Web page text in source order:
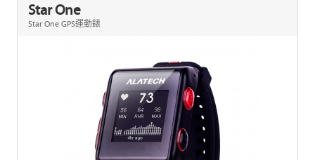
Star One
Star One GPS運動錶